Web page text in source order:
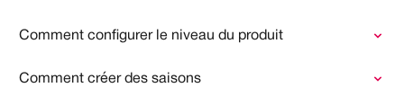
Comment configurer le niveau du produit
Comment créer des saisons